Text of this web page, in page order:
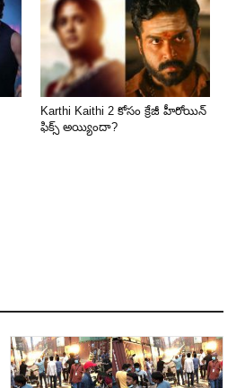
Karthi Kaithi 2 కోసం క్రేజీ హీరోయిన్
ఫిక్స్ అయ్యిందా?